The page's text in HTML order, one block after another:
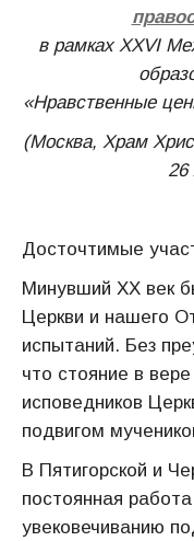
в рамках XXVI
«Нравственные
(Москва, Храм
26
Досточтимые
Минувший ХХ век
Церкви и нашего
испытаний. Без
что стояние в
исповедников
подвигом
В Пятигорской и
постоянная
увековечиванию